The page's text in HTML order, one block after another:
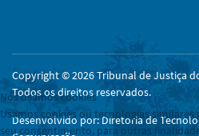
Copyright © 2026 Tribunal de Justiça
Todos os direitos reservados.
Desenvolvido por: Diretoria de
Nós usamos cookies
Usamos cookies ou tecnologias similares
seu consentimento, para outras